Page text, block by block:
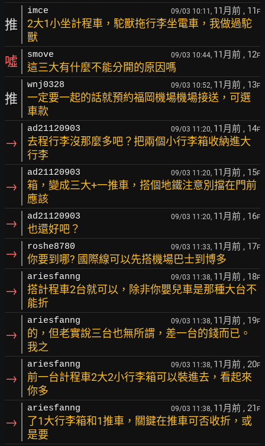
推
imce 09/03 10:11, 11月前 , 11 F
2大1小坐計程車，駝獸拖行李坐電車，我做過駝
獸
噓 smove 09/03 10:44, 11月前 , 12F
這三大有什麼不能分開的原因嗎
推
wnj0328 09/03 10:52, 11月前 , 13F
一定要一起的話就預約福岡機場機場接送，可選
車款
→
ad21120903 09/03 11:20, 11月前 , 14F
去程行李沒那麼多吧？把兩個小行李箱收納進大
行李
→
ad21120903 09/03 11:20, 11月前 , 15F
箱，變成三大+一推車，搭個地鐵注意別擋在門前
應該
→ ad21120903 09/03 11:20, 11月前 , 16F
也還好吧？
→ roshe8780 09/03 11:33, 11月前 , 17F
你要到哪? 國際線可以先搭機場巴士到博多
→
ariesfanng 09/03 11:38, 11月前 , 18F
搭計程車2台就可以，除非你嬰兒車是那種大台不
能折
→
ariesfanng 09/03 11:38, 11月前 , 19F
的，但老實說三台也無所謂，差一台的錢而已。
我之
→
ariesfanng 09/03 11:38, 11月前 , 20F
前一台計程車2大2小行李箱可以裝進去，看起來
你多
→
ariesfanng 09/03 11:38, 11月前 , 21 F
了1大行李箱和1推車，關鍵在推車可否收折，或
是要